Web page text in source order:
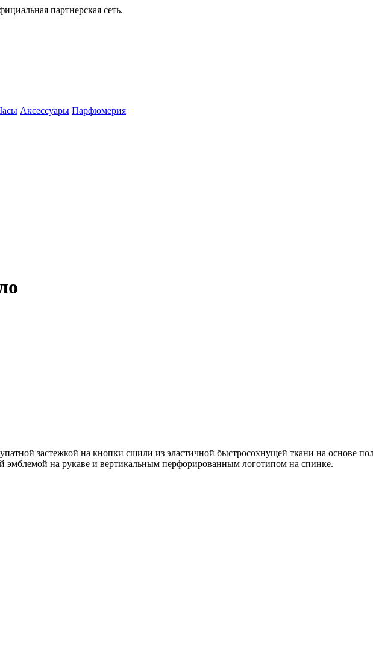
партнерская сеть.
Аксессуары Парфюмерия
застежкой на кнопки сшили из эластичной быстросохнущей ткани на основе
эмблемой на рукаве и вертикальным перфорированным логотипом на спинке.